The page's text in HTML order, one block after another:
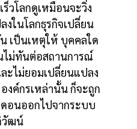
วโลกดูเหมือนจะวิ่ง
งในโลกธุรกิจเปลี่ยน
เป็นเหตุให้ บุคคลใด
ไม่ทันต่อสถานการณ์
ะไม่ยอมเปลี่ยนแปลง
ค์กรเหล่านั้น ก็จะถูก
อนออกไปจากระบบ
วัฒน์